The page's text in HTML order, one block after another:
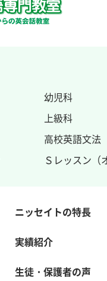
幼児科
上級科
高校英語文法
Ｓレッスン（
ニッセイトの特長
実績紹介
生徒・保護者の声